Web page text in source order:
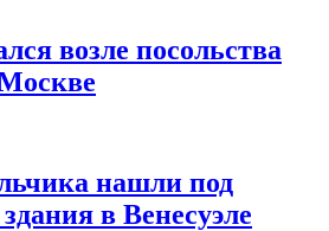
возле посольства
нашли под
в Венесуэле